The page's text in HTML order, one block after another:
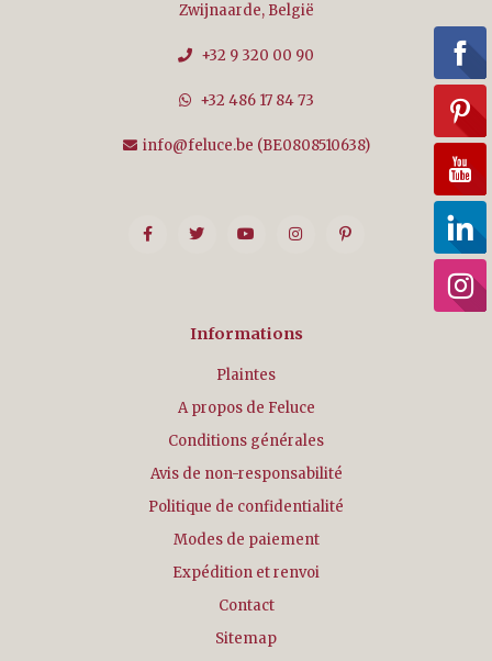
Zwijnaarde, België
+32 9 320 00 90
+32 486 17 84 73
info@feluce.be (BE0808510638)
Informations
Plaintes
A propos de Feluce
Conditions générales
Avis de non-responsabilité
Politique de confidentialité
Modes de paiement
Expédition et renvoi
Contact
Sitemap